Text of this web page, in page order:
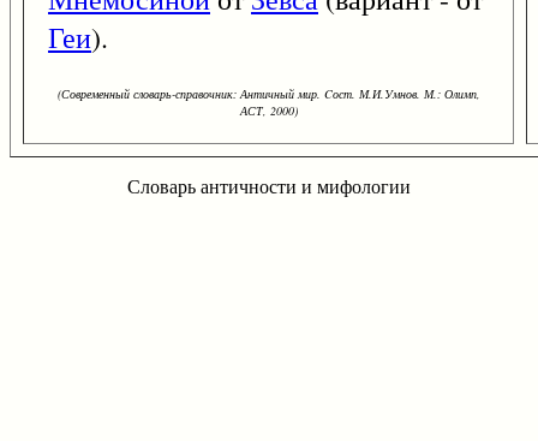
Геи).
(Современный словарь-справочник: Античный мир. Cост. М.И.Умнов. М.: Олимп,
АСТ, 2000)
Словарь античности и мифологии